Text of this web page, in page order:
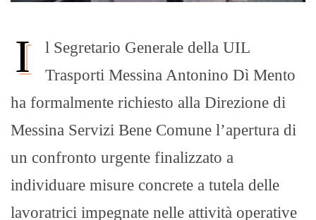
I
l Segretario Generale della UIL
Trasporti Messina Antonino Dì Mento
ha formalmente richiesto alla Direzione di
Messina Servizi Bene Comune l’apertura di
un confronto urgente finalizzato a
individuare misure concrete a tutela delle
lavoratrici impegnate nelle attività operative